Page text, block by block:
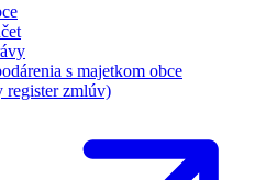
s majetkom obce
register zmlúv)